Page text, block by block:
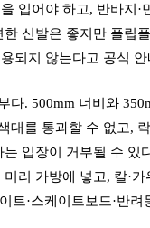
입어야 하고, 반바지·
신발은 좋지만 플립
되지 않는다고 공식
다. 500mm 너비와
대를 통과할 수 없고,
입장이 거부될 수 있
리 가방에 넣고, 칼·가
트·스케이트보드·반려